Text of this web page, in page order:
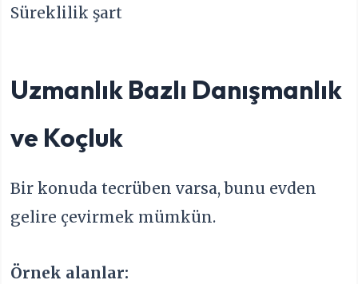
Süreklilik şart
Uzmanlık Bazlı Danışmanlık
ve Koçluk
Bir konuda tecrüben varsa, bunu evden
gelire çevirmek mümkün.
Örnek alanlar: